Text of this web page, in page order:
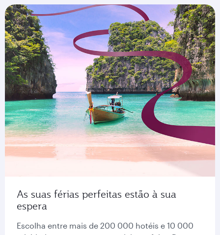
As suas férias perfeitas estão à sua
espera
Escolha entre mais de 200 000 hotéis e 10 000